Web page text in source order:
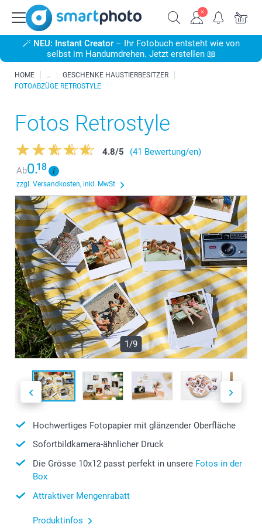
🪄 NEU: Instant Creator – Ihr Fotobuch entsteht wie von
selbst im Handumdrehen. Jetzt erstellen 📖
HOME
GESCHENKE HAUSTIERBESITZER
FOTOABZÜGE RETROSTYLE
Fotos Retrostyle
4.8/5
(41 Bewertung/en)
Ab0.18
zzgl. Versandkosten, inkl. MwSt
1/9
Hochwertiges Fotopapier mit glänzender Oberfläche
Sofortbildkamera-ähnlicher Druck
Die Grösse 10x12 passt perfekt in unsere Fotos in der
Box
Attraktiver Mengenrabatt
Produktinfos